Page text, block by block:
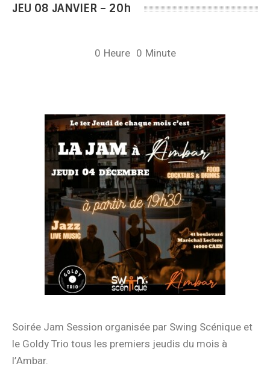
JEU 08 JANVIER – 20h
0 Heure 0 Minute
Soirée Jam Session organisée par Swing Scénique et
le Goldy Trio tous les premiers jeudis du mois à
l’Ambar.